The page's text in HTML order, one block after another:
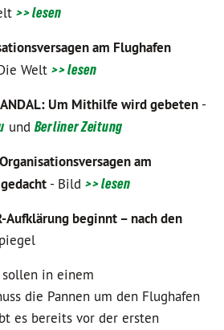
>> lesen
am Flughafen
Welt >> lesen
Um Mithilfe wird gebeten -
undBerliner Zeitung
am
- Bild >> lesen
Aufklärung beginnt – nach den
in einem
die Pannen um den Flughafen
es bereits vor der ersten